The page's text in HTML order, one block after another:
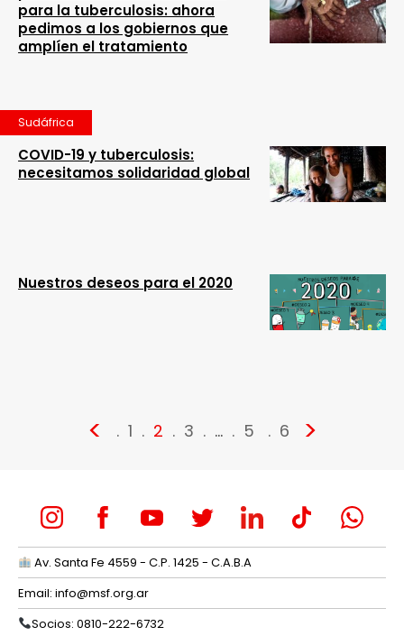
para la tuberculosis: ahora
pedimos a los gobiernos que
amplíen el tratamiento
Sudáfrica
COVID-19 y tuberculosis:
necesitamos solidaridad global
Nuestros deseos para el 2020
< 1 2 3 … 5 6 >
Av. Santa Fe 4559 - C.P. 1425 - C.A.B.A
Email: info@msf.org.ar
Socios: 0810-222-6732